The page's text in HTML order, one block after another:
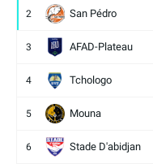
2 San Pédro
3 AFAD-Plateau
4 Tchologo
5 Mouna
6 Stade D'abidjan